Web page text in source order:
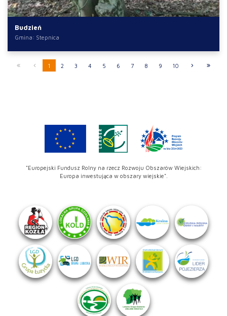
Budzień
Gmina: Stepnica
1 2 3 4 5 6 7 8 9 10
"Europejski Fundusz Rolny na rzecz Rozwoju Obszarów Wiejskich:
Europa inwestująca w obszary wiejskie".